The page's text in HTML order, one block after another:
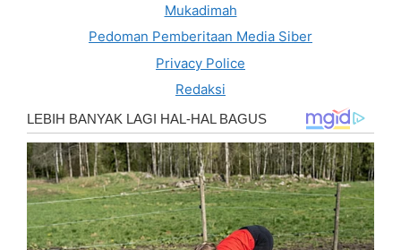
Mukadimah
Pedoman Pemberitaan Media Siber
Privacy Police
Redaksi